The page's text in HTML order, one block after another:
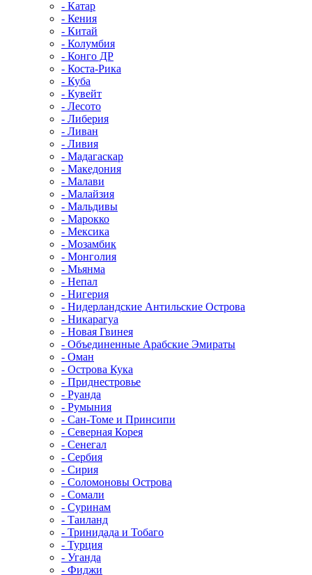
- Катар
- Кения
- Китай
- Колумбия
- Конго ДР
- Коста-Рика
- Куба
- Кувейт
- Лесото
- Либерия
- Ливан
- Ливия
- Мадагаскар
- Македония
- Малави
- Малайзия
- Мальдивы
- Марокко
- Мексика
- Мозамбик
- Монголия
- Мьянма
- Непал
- Нигерия
- Нидерландские Антильские Острова
- Никарагуа
- Новая Гвинея
- Объединенные Арабские Эмираты
- Оман
- Острова Кука
- Приднестровье
- Руанда
- Румыния
- Сан-Томе и Принсипи
- Северная Корея
- Сенегал
- Сербия
- Сирия
- Соломоновы Острова
- Сомали
- Суринам
- Таиланд
- Тринидада и Тобаго
- Турция
- Уганда
- Фиджи